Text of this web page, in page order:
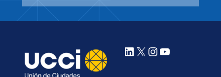
LinkedIn
X Instagram
YouTube